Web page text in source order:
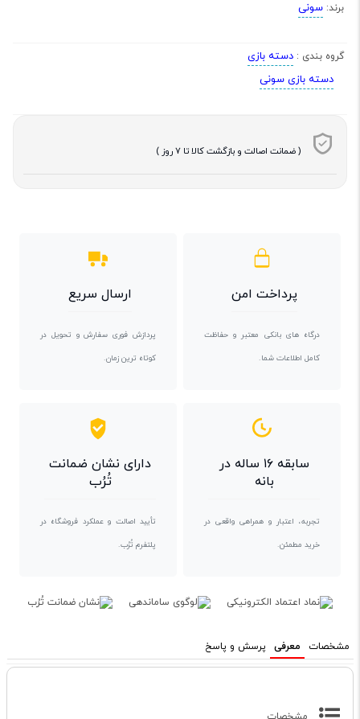
برند: سونی
گروه بندی : دسته بازی
دسته بازی سونی
( ضمانت اصالت و بازگشت کالا تا 7 روز )
پرداخت امن
درگاه های بانکی معتبر و حفاظت
کامل اطلاعات شما.
ارسال سریع
پردازش فوری سفارش و تحویل در
کوتاه ترین زمان.
سابقه ۱۶ ساله در
بانه
تجربه، اعتبار و همراهی واقعی در
خرید مطمئن.
دارای نشان ضمانت
تُرُب
تأیید اصالت و عملکرد فروشگاه در
پلتفرم تُرُب.
مشخصات معرفی پرسش و پاسخ